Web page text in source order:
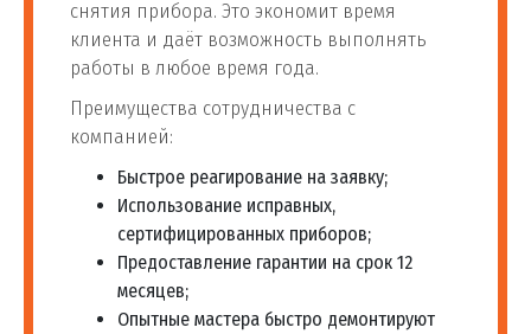
снятия прибора. Это экономит время
клиента и даёт возможность выполнять
работы в любое время года.
Преимущества сотрудничества с
компанией:
Быстрое реагирование на заявку;
Использование исправных,
сертифицированных приборов;
Предоставление гарантии на срок 12
месяцев;
Опытные мастера быстро демонтируют